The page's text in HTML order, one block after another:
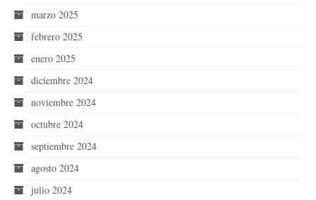
marzo 2025
febrero 2025
enero 2025
diciembre 2024
noviembre 2024
octubre 2024
septiembre 2024
agosto 2024
julio 2024